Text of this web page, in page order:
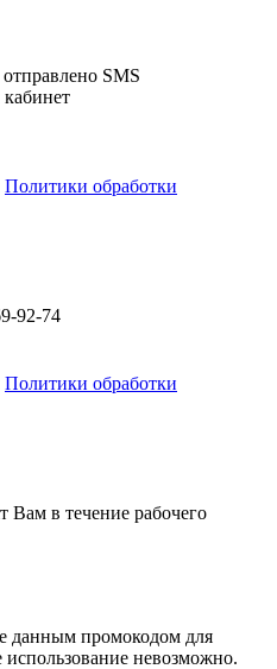
SMS
Политики обработки
92-74
Политики обработки
Вам в течение рабочего
данным промокодом для
невозможно.